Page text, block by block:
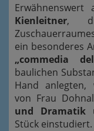
Kienleitner,
ein besonderes
„commedia
baulichen
Hand anlegten,
von Frau
und Dramatik
Stück einstudiert.